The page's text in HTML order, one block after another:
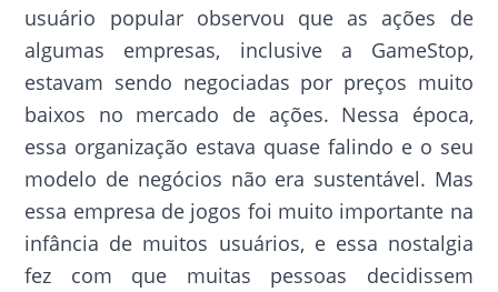
usuário popular observou que as ações de
algumas empresas, inclusive a GameStop,
estavam sendo negociadas por preços muito
baixos no mercado de ações. Nessa época,
essa organização estava quase falindo e o seu
modelo de negócios não era sustentável. Mas
essa empresa de jogos foi muito importante na
infância de muitos usuários, e essa nostalgia
fez com que muitas pessoas decidissem